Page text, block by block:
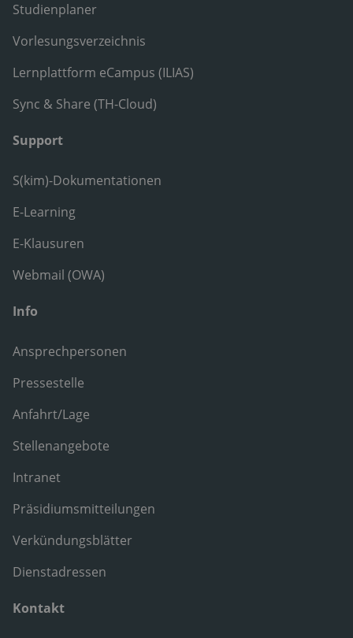
Studienplaner
Vorlesungsverzeichnis
Lernplattform eCampus (ILIAS)
Sync & Share (TH-Cloud)
Support
S(kim)-Dokumentationen
E-Learning
E-Klausuren
Webmail (OWA)
Info
Ansprechpersonen
Pressestelle
Anfahrt/Lage
Stellenangebote
Intranet
Präsidiumsmitteilungen
Verkündungsblätter
Dienstadressen
Kontakt